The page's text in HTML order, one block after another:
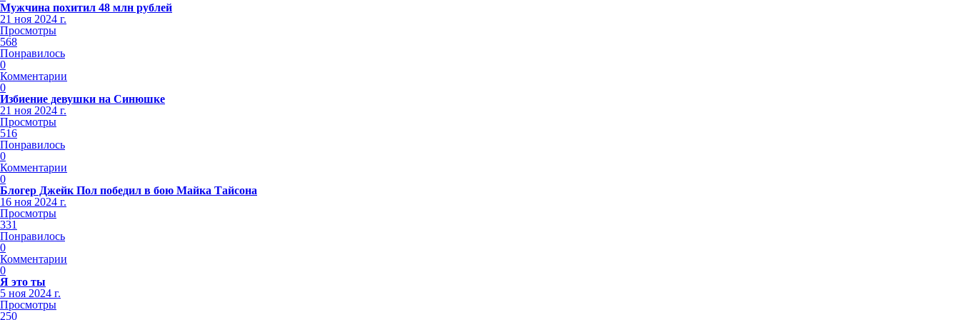
Мужчина похитил 48 млн рублей
21 ноя 2024 г.
Просмотры
568
Понравилось
0
Комментарии
0
Избиение девушки на Синюшке
21 ноя 2024 г.
Просмотры
516
Понравилось
0
Комментарии
0
Блогер Джейк Пол победил в бою Майка Тайсона
16 ноя 2024 г.
Просмотры
331
Понравилось
0
Комментарии
0
Я это ты
5 ноя 2024 г.
Просмотры
250